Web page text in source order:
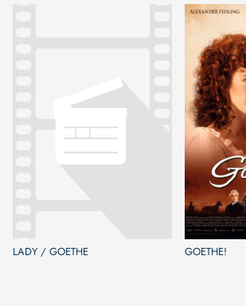
LADY / GOETHE GOETHE!